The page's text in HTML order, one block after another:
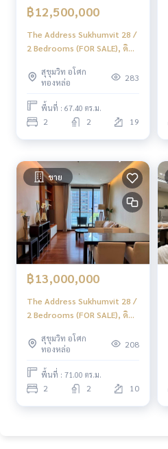
฿12,500,000
The Address Sukhumvit 28 /
2 Bedrooms (FOR SALE), ดิ
นอน (ขาย) NC097
สุขุมวิท อโศก
ทองหล่อ
283
พื้นที่ : 67.40 ตร.ม.
2 2 19
ขาย
฿13,000,000
The Address Sukhumvit 28 /
2 Bedrooms (FOR SALE), ดิ
นอน (ขาย) MMK039
สุขุมวิท อโศก
ทองหล่อ
208
พื้นที่ : 71.00 ตร.ม.
2 2 10